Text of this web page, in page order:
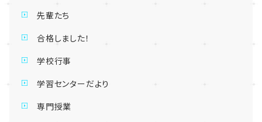
先輩たち
合格しました！
学校行事
学習センターだより
専門授業